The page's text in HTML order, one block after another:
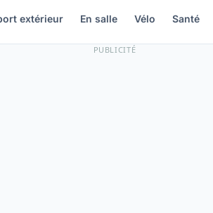
extérieur En salle Vélo Santé
PUBLICITÉ